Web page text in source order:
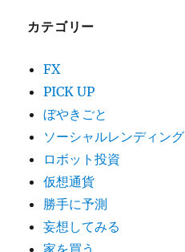
カテゴリー
FX
PICK UP
ぼやきごと
ソーシャルレンディング
ロボット投資
仮想通貨
勝手に予測
妄想してみる